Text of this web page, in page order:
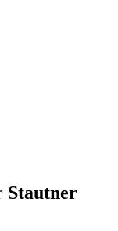
Stautner